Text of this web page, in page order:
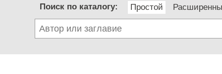
Поиск по каталогу: Простой